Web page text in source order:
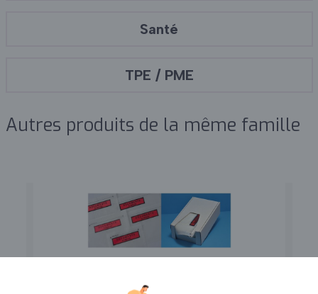
Santé
TPE / PME
Autres produits de la même famille